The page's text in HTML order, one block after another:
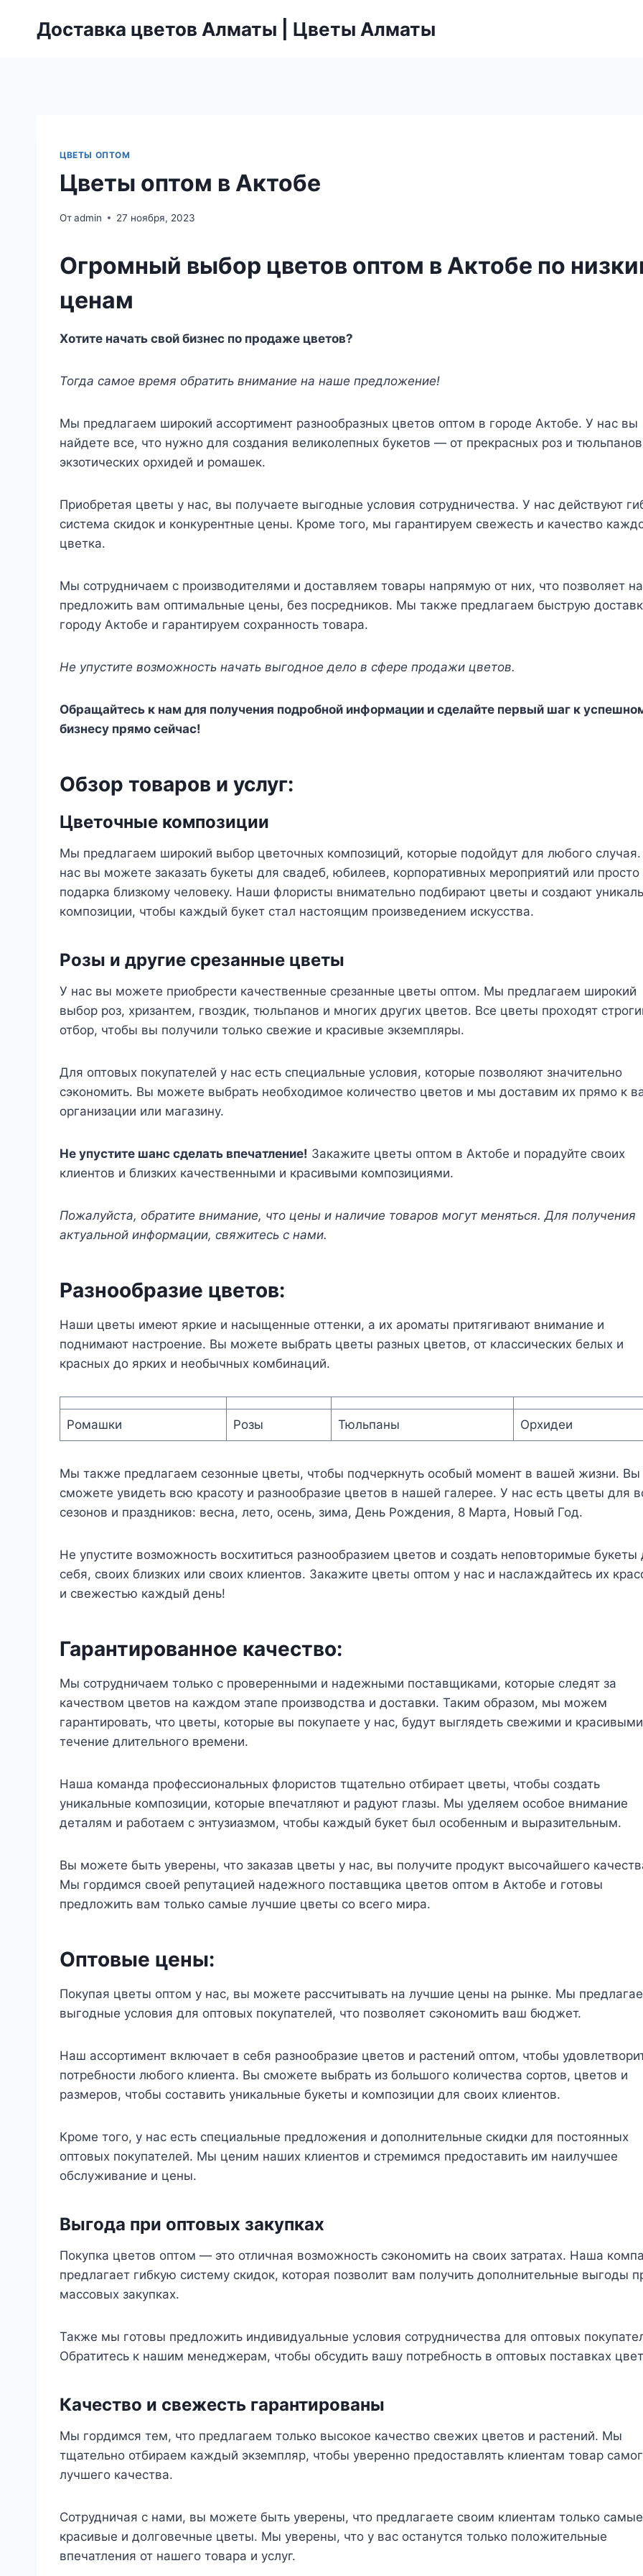
Доставка цветов Алматы | Цветы Алматы
ЦВЕТЫ ОПТОМ
Цветы оптом в Актобе
Отadmin 27 ноября, 2023
Огромный выбор цветов оптом в Актобе по
ценам
Хотите начать свой бизнес по продаже цветов?
Тогда самое время обратить внимание на наше предложение!
Мы предлагаем широкий ассортимент разнообразных цветов оптом в городе Актобе. У нас вы
найдете все, что нужно для создания великолепных букетов — от прекрасных роз и
экзотических орхидей и ромашек.
Приобретая цветы у нас, вы получаете выгодные условия сотрудничества. У нас действуют
система скидок и конкурентные цены. Кроме того, мы гарантируем свежесть и качество
цветка.
Мы сотрудничаем с производителями и доставляем товары напрямую от них, что позволяет
предложить вам оптимальные цены, без посредников. Мы также предлагаем быструю
городу Актобе и гарантируем сохранность товара.
Не упустите возможность начать выгодное дело в сфере продажи цветов.
Обращайтесь к нам для получения подробной информации и сделайте первый шаг к
бизнесу прямо сейчас!
Обзор товаров и услуг:
Цветочные композиции
Мы предлагаем широкий выбор цветочных композиций, которые подойдут для любого
нас вы можете заказать букеты для свадеб, юбилеев, корпоративных мероприятий или просто
подарка близкому человеку. Наши флористы внимательно подбирают цветы и создают
композиции, чтобы каждый букет стал настоящим произведением искусства.
Розы и другие срезанные цветы
У нас вы можете приобрести качественные срезанные цветы оптом. Мы предлагаем широкий
выбор роз, хризантем, гвоздик, тюльпанов и многих других цветов. Все цветы проходят
отбор, чтобы вы получили только свежие и красивые экземпляры.
Для оптовых покупателей у нас есть специальные условия, которые позволяют значительно
сэкономить. Вы можете выбрать необходимое количество цветов и мы доставим их прямо к
организации или магазину.
Не упустите шанс сделать впечатление! Закажите цветы оптом в Актобе и порадуйте своих
клиентов и близких качественными и красивыми композициями.
Пожалуйста, обратите внимание, что цены и наличие товаров могут меняться. Для получения
актуальной информации, свяжитесь с нами.
Разнообразие цветов:
Наши цветы имеют яркие и насыщенные оттенки, а их ароматы притягивают внимание и
поднимают настроение. Вы можете выбрать цветы разных цветов, от классических белых и
красных до ярких и необычных комбинаций.
Ромашки Розы Тюльпаны Орхидеи
Мы также предлагаем сезонные цветы, чтобы подчеркнуть особый момент в вашей жизни. Вы
сможете увидеть всю красоту и разнообразие цветов в нашей галерее. У нас есть цветы для
сезонов и праздников: весна, лето, осень, зима, День Рождения, 8 Марта, Новый Год.
Не упустите возможность восхититься разнообразием цветов и создать неповторимые букеты
себя, своих близких или своих клиентов. Закажите цветы оптом у нас и наслаждайтесь их
и свежестью каждый день!
Гарантированное качество:
Мы сотрудничаем только с проверенными и надежными поставщиками, которые следят за
качеством цветов на каждом этапе производства и доставки. Таким образом, мы можем
гарантировать, что цветы, которые вы покупаете у нас, будут выглядеть свежими и
течение длительного времени.
Наша команда профессиональных флористов тщательно отбирает цветы, чтобы создать
уникальные композиции, которые впечатляют и радуют глазы. Мы уделяем особое внимание
деталям и работаем с энтузиазмом, чтобы каждый букет был особенным и выразительным.
Вы можете быть уверены, что заказав цветы у нас, вы получите продукт высочайшего
Мы гордимся своей репутацией надежного поставщика цветов оптом в Актобе и готовы
предложить вам только самые лучшие цветы со всего мира.
Оптовые цены:
Покупая цветы оптом у нас, вы можете рассчитывать на лучшие цены на рынке. Мы
выгодные условия для оптовых покупателей, что позволяет сэкономить ваш бюджет.
Наш ассортимент включает в себя разнообразие цветов и растений оптом, чтобы
потребности любого клиента. Вы сможете выбрать из большого количества сортов, цветов и
размеров, чтобы составить уникальные букеты и композиции для своих клиентов.
Кроме того, у нас есть специальные предложения и дополнительные скидки для постоянных
оптовых покупателей. Мы ценим наших клиентов и стремимся предоставить им наилучшее
обслуживание и цены.
Выгода при оптовых закупках
Покупка цветов оптом — это отличная возможность сэкономить на своих затратах. Наша
предлагает гибкую систему скидок, которая позволит вам получить дополнительные выгоды
массовых закупках.
Также мы готовы предложить индивидуальные условия сотрудничества для оптовых
Обратитесь к нашим менеджерам, чтобы обсудить вашу потребность в оптовых поставках
Качество и свежесть гарантированы
Мы гордимся тем, что предлагаем только высокое качество свежих цветов и растений. Мы
тщательно отбираем каждый экземпляр, чтобы уверенно предоставлять клиентам товар
лучшего качества.
Сотрудничая с нами, вы можете быть уверены, что предлагаете своим клиентам только самые
красивые и долговечные цветы. Мы уверены, что у вас останутся только положительные
впечатления от нашего товара и услуг.